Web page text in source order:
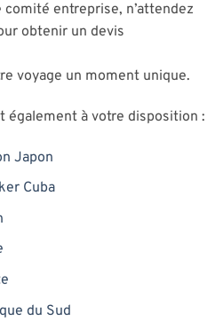
comité entreprise, n’attendez
obtenir un devis
voyage un moment unique.
également à votre disposition :
Japon
Cuba
du Sud